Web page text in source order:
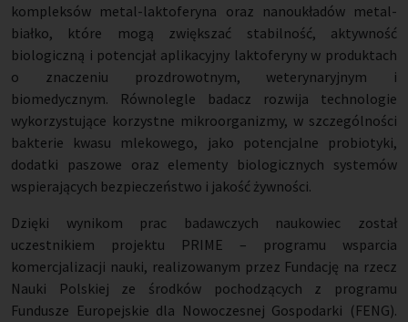
kompleksów metal-laktoferyna oraz nanoukładów metal-
białko, które mogą zwiększać stabilność, aktywność
biologiczną i potencjał aplikacyjny laktoferyny w produktach
o znaczeniu prozdrowotnym, weterynaryjnym i
biomedycznym. Równolegle badacz rozwija technologie
wykorzystujące korzystne mikroorganizmy, w szczególności
bakterie kwasu mlekowego, jako potencjalne probiotyki,
dodatki paszowe oraz elementy biologicznych systemów
wspierających bezpieczeństwo i jakość żywności.
Dzięki wynikom prac badawczych naukowiec został
uczestnikiem projektu PRIME – programu wsparcia
komercjalizacji nauki, realizowanym przez Fundację na rzecz
Nauki Polskiej ze środków pochodzących z programu
Fundusze Europejskie dla Nowoczesnej Gospodarki (FENG).